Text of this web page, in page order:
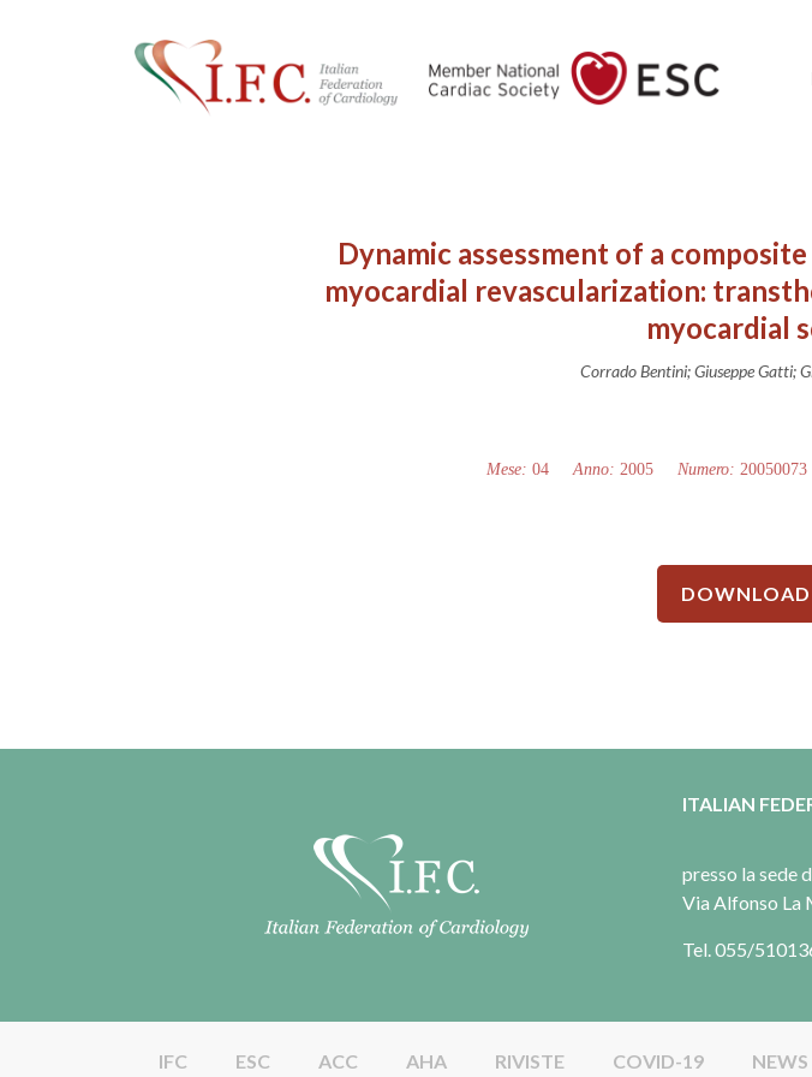
Dynamic assessment of a
myocardial revascularization:
myocardial
Corrado Bentini; Giuseppe Gatti;
Mese: 04 Anno: 2005 Numero: 20050073
ITALIAN
presso la sede
Via Alfonso La
Tel. 055/
IFC ESC ACC AHA RIVISTE COVID-19 NEWS